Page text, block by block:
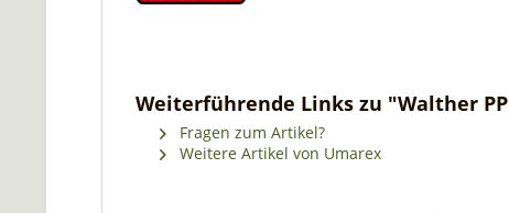
Weiterführende Links zu "Walther
Fragen zum Artikel?
Weitere Artikel von Umarex